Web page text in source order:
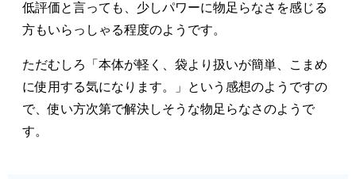
低評価と言っても、少しパワーに物足らなさを感じる
方もいらっしゃる程度のようです。
ただむしろ「本体が軽く、袋より扱いが簡単、こまめ
に使用する気になります。」という感想のようですの
で、使い方次第で解決しそうな物足らなさのようで
す。